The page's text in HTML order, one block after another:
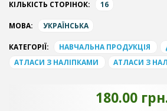
КІЛЬКІСТЬ СТОРІНОК: 16
МОВА: УКРАЇНСЬКА
КАТЕГОРІЇ: НАВЧАЛЬНА ПРОДУКЦІЯ
АТЛАСИ З НАЛІПКАМИ
АТЛАСИ З
180.00